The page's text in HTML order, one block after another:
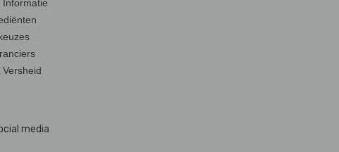
Informatie
Versheid
media